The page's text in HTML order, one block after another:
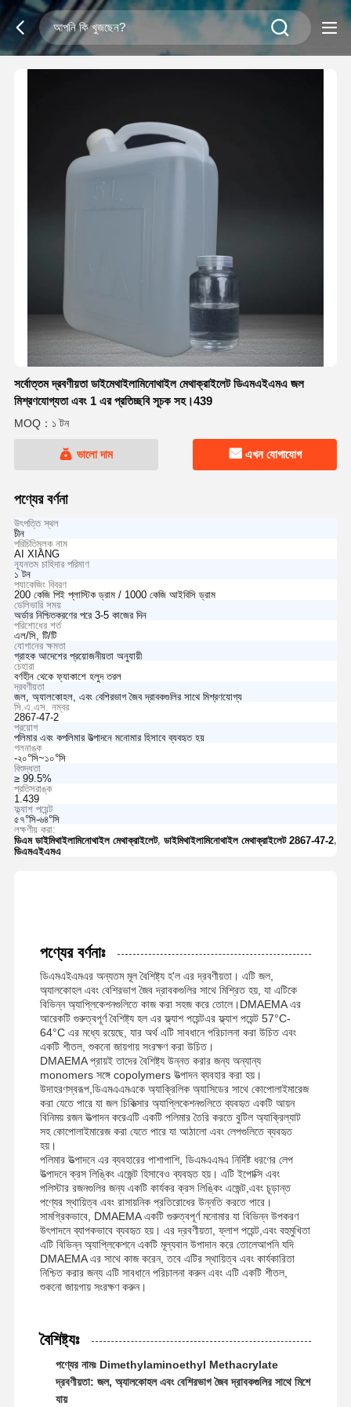
সর্বোত্তম দ্রবণীয়তা ডাইমেথাইলামিনোথাইল মেথাক্রাইলেট ডিএমএইএমএ জল
মিশ্রণযোগ্যতা এবং 1 এর প্রতিচ্ছবি সূচক সহ।439
MOQ：১ টন
ভালো দাম এখন যোগাযোগ
পণ্যের বর্ণনা
উৎপত্তি স্থল
চীন
পরিচিতিমুলক নাম
AI XIANG
ন্যূনতম চাহিদার পরিমাণ
১ টন
প্যাকেজিং বিবরণ
200 কেজি পিই প্লাস্টিক ড্রাম / 1000 কেজি আইবিসি ড্রাম
ডেলিভারি সময়
অর্ডার নিশ্চিতকরণের পরে 3-5 কাজের দিন
পরিশোধের শর্ত
এল/সি, টি/টি
যোগানের ক্ষমতা
গ্রাহক আদেশের প্রয়োজনীয়তা অনুযায়ী
চেহারা
বর্ণহীন থেকে ফ্যাকাশে হলুদ তরল
দ্রবণীয়তা
জল, অ্যালকোহল, এবং বেশিরভাগ জৈব দ্রাবকগুলির সাথে মিশ্রণযোগ্য
সি.এ.এস. নম্বর
2867-47-2
প্রয়োগ
পলিমার এবং কপলিমার উত্পাদনে মনোমার হিসাবে ব্যবহৃত হয়
গলনাঙ্ক
-২০°সি~১০°সি
বিশুদ্ধতা
≥ 99.5%
প্রতিসরাঙ্ক
1.439
ফ্ল্যাশ পয়েন্ট
৫৭°সি-৬৪°সি
লক্ষণীয় করা:
ডিএম ডাইমিথাইলামিনোথাইল মেথাক্রাইলেট, ডাইমিথাইলামিনোথাইল মেথাক্রাইলেট 2867-47-2,
ডিএমএইএমএ
পণ্যের বর্ণনাঃ
ডিএমএইএমএর অন্যতম মূল বৈশিষ্ট্য হ'ল এর দ্রবণীয়তা। এটি জল,
অ্যালকোহল এবং বেশিরভাগ জৈব দ্রাবকগুলির সাথে মিশ্রিত হয়, যা এটিকে
বিভিন্ন অ্যাপ্লিকেশনগুলিতে কাজ করা সহজ করে তোলে।DMAEMA এর
আরেকটি গুরুত্বপূর্ণ বৈশিষ্ট্য হল এর ফ্ল্যাশ পয়েন্টএর ফ্ল্যাশ পয়েন্ট 57°C-
64°C এর মধ্যে রয়েছে, যার অর্থ এটি সাবধানে পরিচালনা করা উচিত এবং
একটি শীতল, শুকনো জায়গায় সংরক্ষণ করা উচিত।
DMAEMA প্রায়ই তাদের বৈশিষ্ট্য উন্নত করার জন্য অন্যান্য
monomers সঙ্গে copolymers উত্পাদন ব্যবহার করা হয়।
উদাহরণস্বরূপ,ডিএমএএমএকে অ্যাক্রিলিক অ্যাসিডের সাথে কোপোলাইমারেজ
করা যেতে পারে যা জল চিকিত্সার অ্যাপ্লিকেশনগুলিতে ব্যবহৃত একটি আয়ন
বিনিময় রজন উত্পাদন করেএটি একটি পলিমার তৈরি করতে বুটিল অ্যাক্রিল্যাট
সহ কোপোলাইমারেজ করা যেতে পারে যা আঠালো এবং লেপগুলিতে ব্যবহৃত
হয়।
পলিমার উত্পাদনে এর ব্যবহারের পাশাপাশি, ডিএমএএমএ নির্দিষ্ট ধরণের লেপ
উত্পাদনে ক্রস লিঙ্কিং এজেন্ট হিসাবেও ব্যবহৃত হয়। এটি ইপোক্সি এবং
পলিস্টার রজনগুলির জন্য একটি কার্যকর ক্রস লিঙ্কিং এজেন্ট,এবং চূড়ান্ত
পণ্যের স্থায়িত্ব এবং রাসায়নিক প্রতিরোধের উন্নতি করতে পারে।
সামগ্রিকভাবে, DMAEMA একটি গুরুত্বপূর্ণ মনোমার যা বিভিন্ন উপকরণ
উৎপাদনে ব্যাপকভাবে ব্যবহৃত হয়। এর দ্রবণীয়তা, ফ্লাশ পয়েন্ট,এবং বহুমুখিতা
এটি বিভিন্ন অ্যাপ্লিকেশনে একটি মূল্যবান উপাদান করে তোলেআপনি যদি
DMAEMA এর সাথে কাজ করেন, তবে এটির স্থায়িত্ব এবং কার্যকারিতা
নিশ্চিত করার জন্য এটি সাবধানে পরিচালনা করুন এবং এটি একটি শীতল,
শুকনো জায়গায় সংরক্ষণ করুন।
বৈশিষ্ট্যঃ
পণ্যের নামঃ Dimethylaminoethyl Methacrylate
দ্রবণীয়তা: জল, অ্যালকোহল এবং বেশিরভাগ জৈব দ্রাবকগুলির সাথে মিশে
যায়